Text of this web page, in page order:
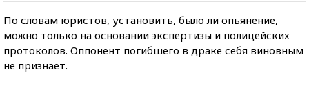
По словам юристов, установить, было ли опьянение,
можно только на основании экспертизы и полицейских
протоколов. Оппонент погибшего в драке себя виновным
не признает.